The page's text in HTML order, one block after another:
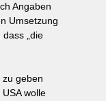
Angaben
Umsetzung
„die
geben
wolle